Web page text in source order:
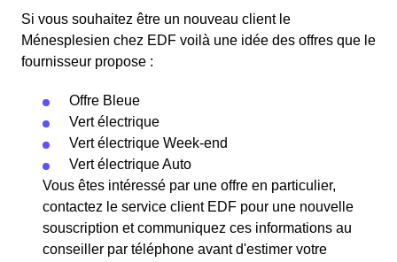
Si vous souhaitez être un nouveau client le
Ménesplesien chez EDF voilà une idée des offres que le
fournisseur propose :
Offre Bleue
Vert électrique
Vert électrique Week-end
Vert électrique Auto
Vous êtes intéressé par une offre en particulier,
contactez le service client EDF pour une nouvelle
souscription et communiquez ces informations au
conseiller par téléphone avant d'estimer votre